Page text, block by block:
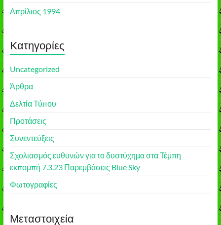
Απρίλιος 1994
Kατηγορίες
Uncategorized
Άρθρα
Δελτία Τύπου
Προτάσεις
Συνεντεύξεις
Σχολιασμός ευθυνών για το δυστύχημα στα Τέμπη
εκπομπή 7.3.23 Παρεμβάσεις Blue Sky
Φωτογραφίες
Μεταστοιχεία